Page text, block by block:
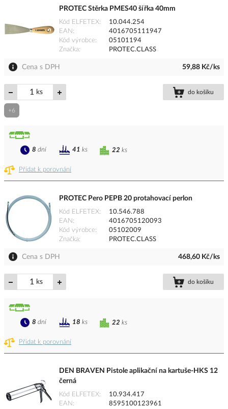
PROTEC Stěrka PMES40 šířka 40mm
Kód ELFETEX
10.044.254
EAN
4016705111947
Kód výrobce
05101194
Značka
PROTEC.CLASS
Cena s DPH 59,88 Kč/ks
ks do košíku
+6
Přidat k porovnání
22 ks
8 dní 41 ks
PROTEC Pero PEPB 20 protahovací perlon
Kód ELFETEX
10.546.788
EAN
4016705120093
Kód výrobce
05102009
Značka
PROTEC.CLASS
Cena s DPH 468,60 Kč/ks
ks do košíku
Přidat k porovnání
22 ks
8 dní 18 ks
DEN BRAVEN Pistole aplikační na kartuše-HKS 12
černá
Kód ELFETEX
10.934.417
EAN
8595100123961